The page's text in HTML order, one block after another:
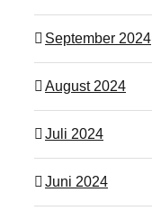
September 2024
August 2024
Juli 2024
Juni 2024